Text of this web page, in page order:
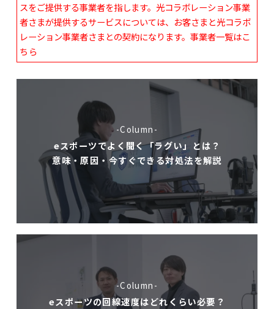
スをご提供する事業者を指します。光コラボレーション事業
者さまが提供するサービスについては、お客さまと光コラボ
レーション事業者さまとの契約になります。事業者一覧はこ
ちら
-Column-
eスポーツでよく聞く「ラグい」とは？
意味・原因・今すぐできる対処法を解説
-Column-
eスポーツの回線速度はどれくらい必要？